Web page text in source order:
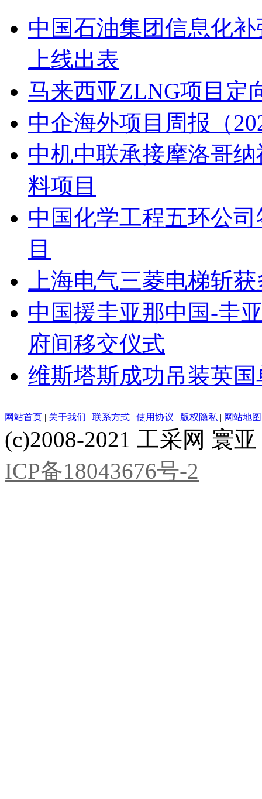
中国石油集团信息化
上线出表
马来西亚ZLNG项目定
中企海外项目周报（
中机中联承接摩洛哥
料项目
中国化学工程五环公
目
上海电气三菱电梯斩
中国援圭亚那中国-圭
府间移交仪式
维斯塔斯成功吊装英
网站首页 | 关于我们 | 联系方式 | 使用协议 | 版权隐私 | 网站地图
(c)2008-2021 工采网 寰
ICP备18043676号-2